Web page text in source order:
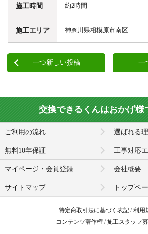
施工時間 約2時間
施工エリア 神奈川県相模原市南区
一つ新しい投稿 一
交換できるくんはおかげ様
ご利用の流れ 選ばれる
無料10年保証 工事対応
マイページ・会員登録 会社概要
サイトマップ トップペ
特定商取引法に基づく表記
利用
コンテンツ著作権
施工スタッフ